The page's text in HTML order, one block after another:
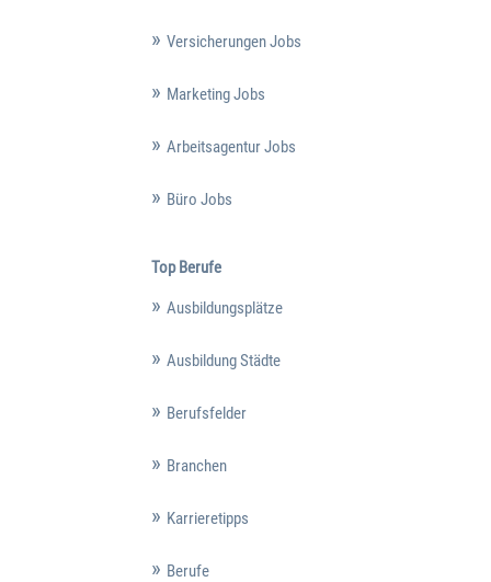
Versicherungen Jobs
Marketing Jobs
Arbeitsagentur Jobs
Büro Jobs
Top Berufe
Ausbildungsplätze
Ausbildung Städte
Berufsfelder
Branchen
Karrieretipps
Berufe